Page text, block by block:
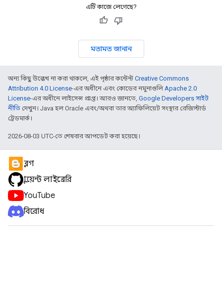
এটি কাজে লেগেছে?
মতামত জানান
অন্য কিছু উল্লেখ না করা থাকলে, এই পৃষ্ঠার কন্টেন্ট Creative Commons
Attribution 4.0 License-এর অধীনে এবং কোডের নমুনাগুলিApache 2.0
License-এর অধীনে লাইসেন্স প্রাপ্ত। আরও জানতে, Google Developers সাইট
নীতি দেখুন। Java হল Oracle এবং/অথবা তার অ্যাফিলিয়েট সংস্থার রেজিস্টার্ড
ট্রেডমার্ক।
2026-08-03 UTC-তে শেষবার আপডেট করা হয়েছে।
ব্লগ
ক্লায়েন্ট লাইব্রেরি
YouTube
বিরোধ